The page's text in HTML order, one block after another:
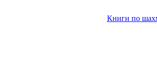
Книги по